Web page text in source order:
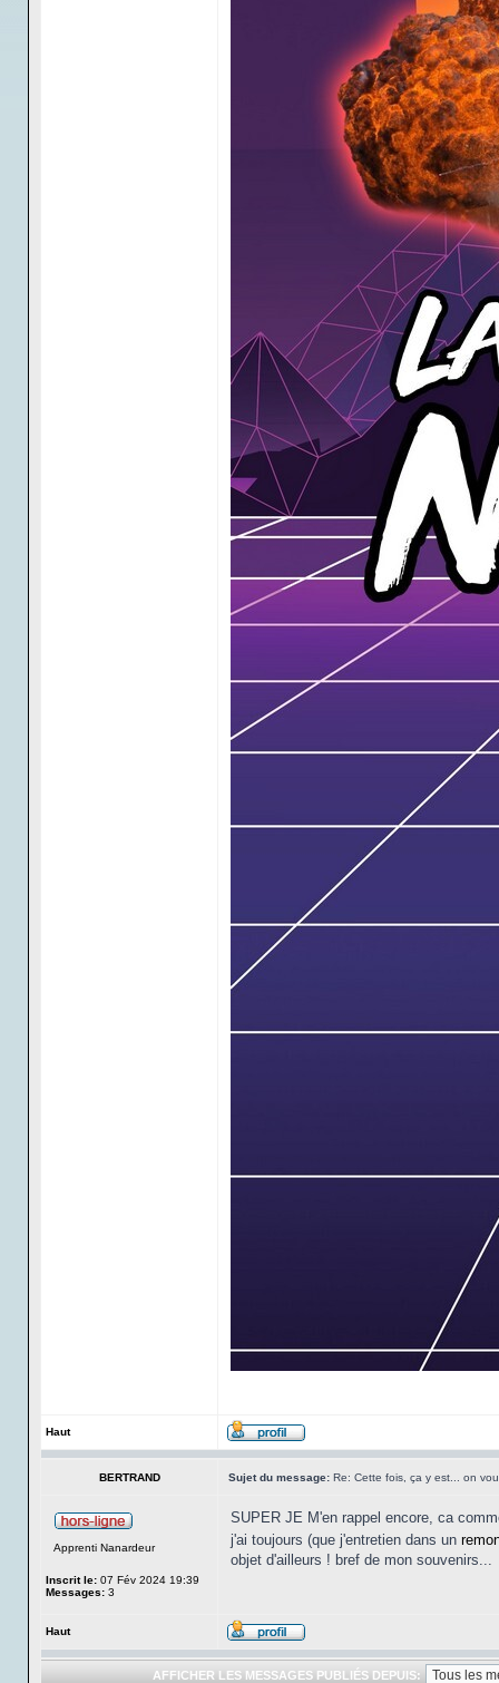
Haut
BERTRAND Sujet du message: Re: Cette fois, ça y est... on
Apprenti Nanardeur
Inscrit le: 07 Fév 2024 19:39
Messages: 3
SUPER JE M'en rappel encore, ca
j'ai toujours (que j'entretien dans un
objet d'ailleurs ! bref de mon souvenirs...
Haut
AFFICHER LES MESSAGES PUBLIÉS DEPUIS: